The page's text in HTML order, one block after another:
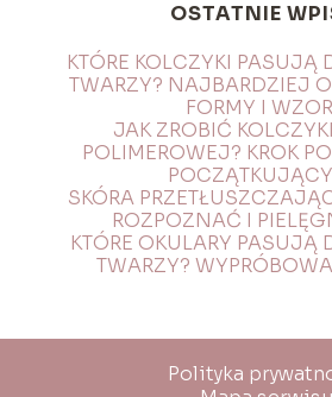
OSTATNIE
KTÓRE KOLCZYKI PASUJĄ
TWARZY? NAJBARDZIEJ
FORMY I
JAK ZROBIĆ
POLIMEROWEJ? KROK
SKÓRA
ROZPOZNAĆ I
KTÓRE OKULARY PASUJĄ
TWARZY?
Polityka